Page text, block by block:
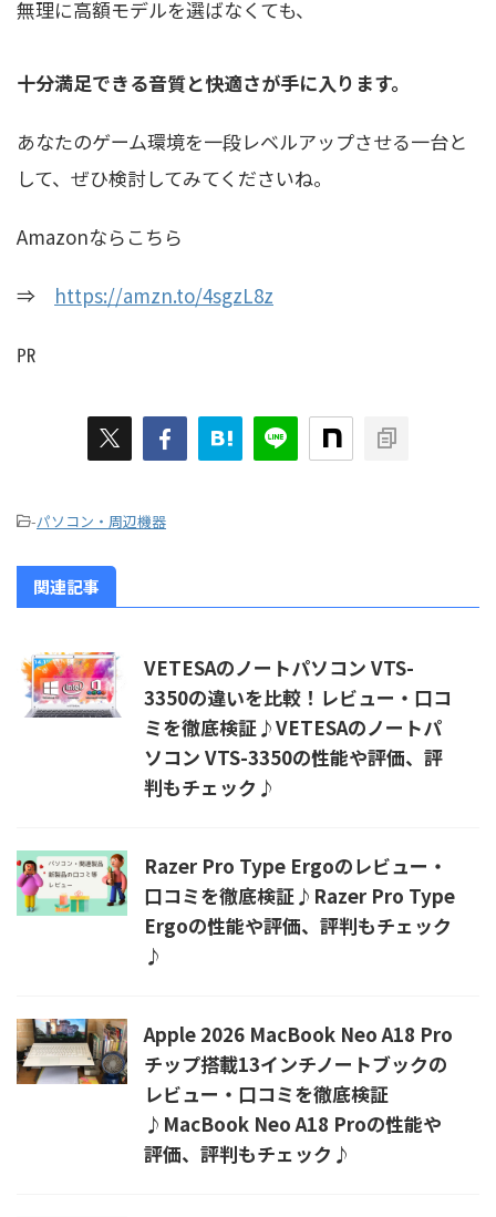
無理に高額モデルを選ばなくても、
十分満足できる音質と快適さが手に入ります。
あなたのゲーム環境を一段レベルアップさせる一台と
して、ぜひ検討してみてくださいね。
Amazonならこちら
⇒ https://amzn.to/4sgzL8z
㏚
-パソコン・周辺機器
関連記事
VETESAのノートパソコン ‎VTS-
3350の違いを比較！レビュー・口コ
ミを徹底検証♪VETESAのノートパ
ソコン ‎VTS-3350の性能や評価、評
判もチェック♪
Razer Pro Type Ergoのレビュー・
口コミを徹底検証♪Razer Pro Type
Ergoの性能や評価、評判もチェック
♪
Apple 2026 MacBook Neo A18 Pro
チップ搭載13インチノートブックの
レビュー・口コミを徹底検証
♪MacBook Neo A18 Proの性能や
評価、評判もチェック♪